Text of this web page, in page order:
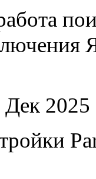
Дек 2025